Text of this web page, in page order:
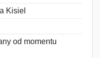
Kisiel
od momentu